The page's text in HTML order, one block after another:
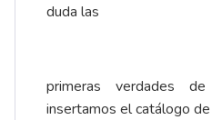
duda las
primeras verdades
insertamos el catálogo de